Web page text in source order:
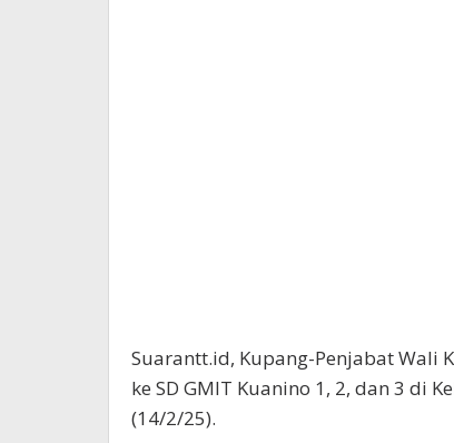
Suarantt.id, Kupang-Penjabat Wali
ke SD GMIT Kuanino 1, 2, dan 3 di
(14/2/25).